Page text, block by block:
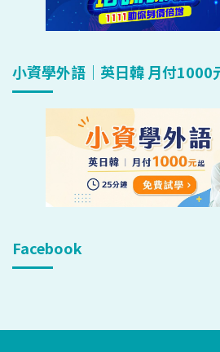
小資學外語｜英日韓 月付1000
Facebook